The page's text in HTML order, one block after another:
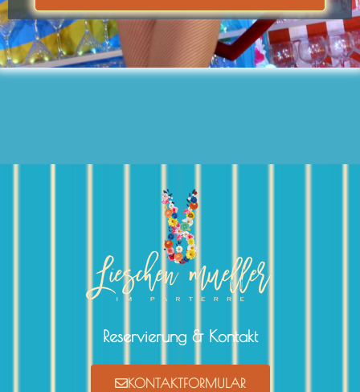
Reservierung & Kontakt
KONTAKTFORMULAR